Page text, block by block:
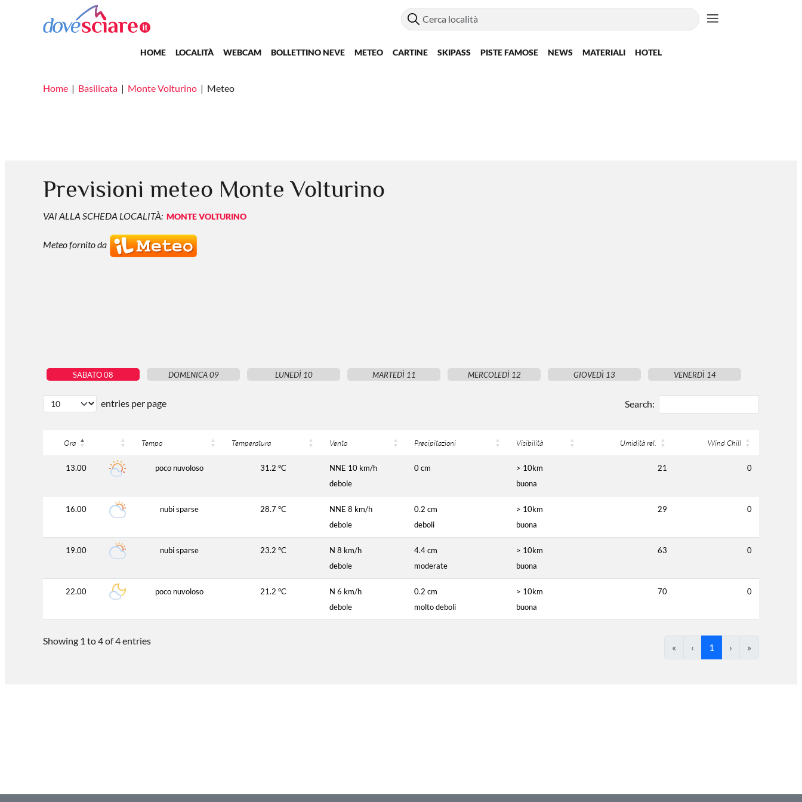
Salta al contenuto principale
Main navigation
HOME LOCALITÀ WEBCAM BOLLETTINO NEVE METEO CARTINE SKIPASS PISTE FAMOSE NEWS MATERIALI HOTEL
Home Basilicata Monte Volturino Meteo
Previsioni meteo Monte Volturino
VAI ALLA SCHEDA LOCALITÀ: MONTE VOLTURINO
Meteo fornito da
SABATO 08 DOMENICA 09 LUNEDÌ 10 MARTEDÌ 11 MERCOLEDÌ 12 GIOVEDÌ 13 VENERDÌ 14
entries per page Search:
Ora Tempo Temperatura Vento Precipitazioni Visibilità Umidità rel. Wind Chill
13.00 poco nuvoloso 31.2 °C
NNE 10 km/h
debole
0 cm
> 10km
buona
21 0
16.00 nubi sparse 28.7 °C
NNE 8 km/h
debole
0.2 cm
deboli
> 10km
buona
29 0
19.00 nubi sparse 23.2 °C
N 8 km/h
debole
4.4 cm
moderate
> 10km
buona
63 0
22.00 poco nuvoloso 21.2 °C
N 6 km/h
debole
0.2 cm
molto deboli
> 10km
buona
70 0
Showing 1 to 4 of 4 entries
« ‹ 1 › »